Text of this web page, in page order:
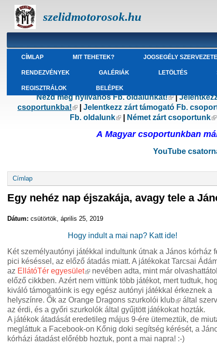
szelidmotorosok.hu
CÍMLAP MIT TEHETEK? JOGSEGÉLY
RENDEZVÉNYEK GALÉRIÁK LETÖLTÉS
REGISZTRÁLOK BELÉPEK
Nézd meg nyilvános Fb. oldalunkat!(külső
|
csoportunkba!(külső hivatkozás)
Jelentkezz zárt támogató Fb.
Fb. oldalunk(külső hivatkozás)
Német zárt csoportunk
A Magyar csoportunkban
YouTube
Jelenlegi hely
Címlap
Egy nehéz nap éjszakája, avagy tele a
Dátum: csütörtök, április 25, 2019
Hogy indult a mai nap? Katt ide!
Két személyautónyi játékkal indultunk útnak a János kórház
pici késéssel, az előző átadás miatt. A játékokat Tarcsai
az EllátóTér egyesület(külső hivatkozás)
nevében adta, mint már
előző cikkben. Azért nem vittünk több játékot, mert tudtuk,
kiváló támogatóink is egy egész autónyi játékkal érkeznek a
helyszínre. Ők az Orange Dragons szurkolói klub(külső
által
az érdi, és a győri szurkolók által gyűjtött játékokat hozták.
A játékok átadását eredetileg május 9-ére ütemeztük, de
megláttuk a Facebook-on Kőnig doki segítség kérését, a
kórházi átadást előrébb hoztuk, pont a mai napra! :-)